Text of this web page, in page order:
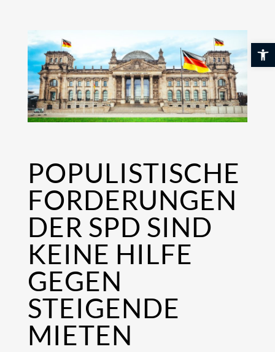
POPULISTISCHE
FORDERUNGEN
DER SPD SIND
KEINE HILFE
GEGEN
STEIGENDE
MIETEN